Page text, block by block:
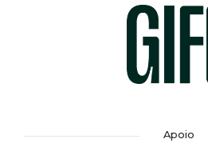
Apoio